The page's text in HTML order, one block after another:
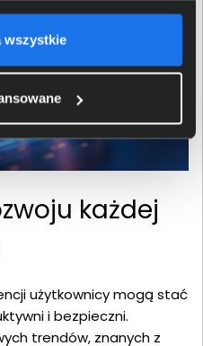
wszystkie
każdej
użytkownicy mogą stać
i bezpieczni.
trendów, znanych z